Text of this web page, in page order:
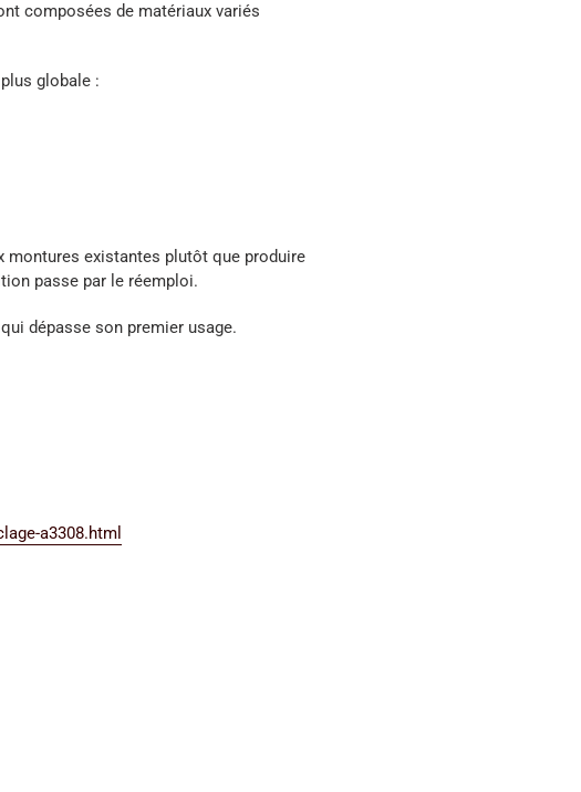
composées de matériaux variés
globale :
montures existantes plutôt que produire
passe par le réemploi.
dépasse son premier usage.
a3308.html